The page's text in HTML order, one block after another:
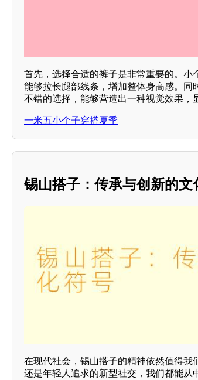
首先，选择合适的裤子是非常重要的。小
能够拉长腿部线条，增加整体身高感。
不错的选择，能够营造出一种视觉效果，
一米五小个子穿搭夏季
锡山搭子：传承与创新的文
在现代社会，锡山搭子的精神依然值得我
还是年轻人追求的新型社交，我们都能